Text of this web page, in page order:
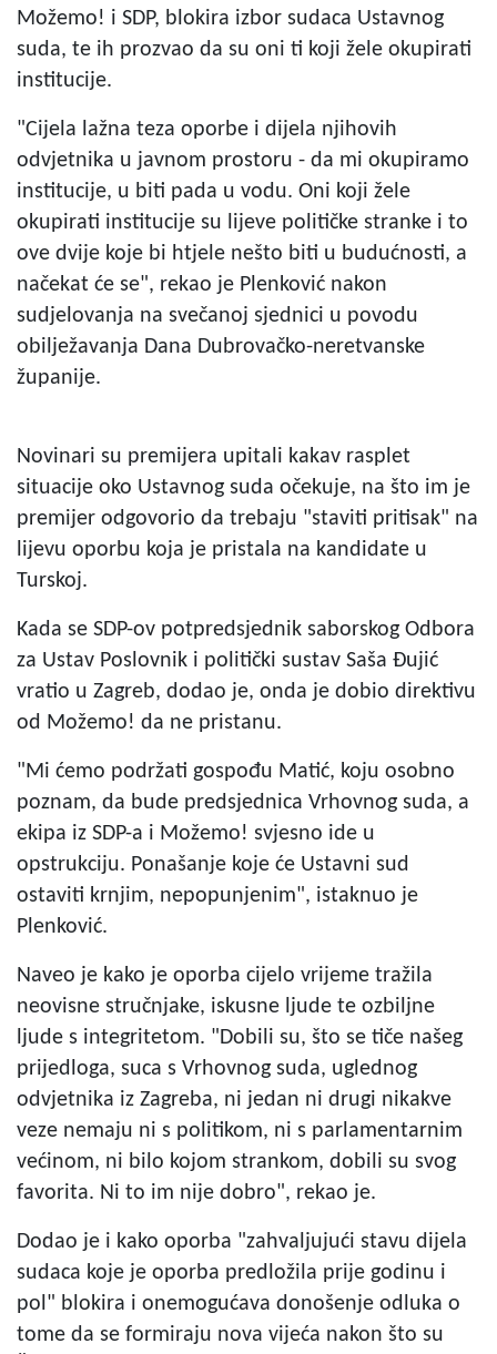
Možemo! i SDP, blokira izbor sudaca Ustavnog
suda, te ih prozvao da su oni ti koji žele okupirati
institucije.
"Cijela lažna teza oporbe i dijela njihovih
odvjetnika u javnom prostoru - da mi okupiramo
institucije, u biti pada u vodu. Oni koji žele
okupirati institucije su lijeve političke stranke i to
ove dvije koje bi htjele nešto biti u budućnosti, a
načekat će se", rekao je Plenković nakon
sudjelovanja na svečanoj sjednici u povodu
obilježavanja Dana Dubrovačko-neretvanske
županije.
Novinari su premijera upitali kakav rasplet
situacije oko Ustavnog suda očekuje, na što im je
premijer odgovorio da trebaju "staviti pritisak" na
lijevu oporbu koja je pristala na kandidate u
Turskoj.
Kada se SDP-ov potpredsjednik saborskog Odbora
za Ustav Poslovnik i politički sustav Saša Đujić
vratio u Zagreb, dodao je, onda je dobio direktivu
od Možemo! da ne pristanu.
"Mi ćemo podržati gospođu Matić, koju osobno
poznam, da bude predsjednica Vrhovnog suda, a
ekipa iz SDP-a i Možemo! svjesno ide u
opstrukciju. Ponašanje koje će Ustavni sud
ostaviti krnjim, nepopunjenim", istaknuo je
Plenković.
Naveo je kako je oporba cijelo vrijeme tražila
neovisne stručnjake, iskusne ljude te ozbiljne
ljude s integritetom. "Dobili su, što se tiče našeg
prijedloga, suca s Vrhovnog suda, uglednog
odvjetnika iz Zagreba, ni jedan ni drugi nikakve
veze nemaju ni s politikom, ni s parlamentarnim
većinom, ni bilo kojom strankom, dobili su svog
favorita. Ni to im nije dobro", rekao je.
Dodao je i kako oporba "zahvaljujući stavu dijela
sudaca koje je oporba predložila prije godinu i
pol" blokira i onemogućava donošenje odluka o
tome da se formiraju nova vijeća nakon što su